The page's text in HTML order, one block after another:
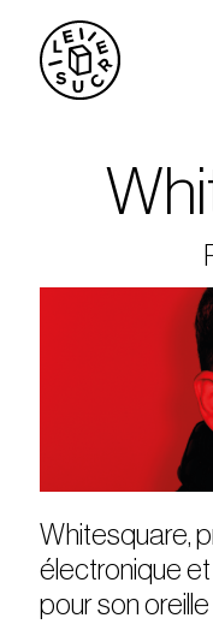
Whitesquare,
électronique
pour son